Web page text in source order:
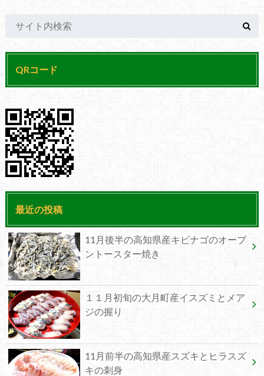
QRコード
最近の投稿
11月後半の高知県産キビナゴのオーブ
ントースター焼き
１１月初旬の大月町産イスズミとメア
ジの握り
11月前半の高知県産スズキとヒラスズ
キの刺身